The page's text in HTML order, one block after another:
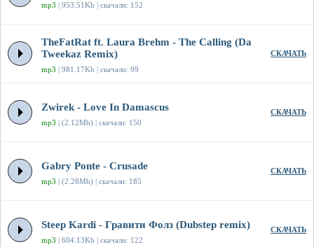
mp3 | 953.51Kb | скачали: 152
TheFatRat ft. Laura Brehm - The Calling (Da
Tweekaz Remix)
mp3 | 981.17Kb | скачали: 99
СКАЧАТЬ
Zwirek - Love In Damascus
mp3 | (2.12Mb) | скачали: 150
СКАЧАТЬ
Gabry Ponte - Crusade
mp3 | (2.28Mb) | скачали: 185
СКАЧАТЬ
Steep Kardi - Гравити Фолз (Dubstep remix)
mp3 | 604.13Kb | скачали: 122
СКАЧАТЬ